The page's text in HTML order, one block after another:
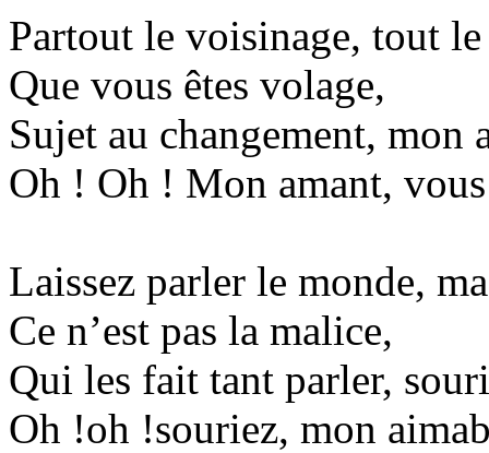
Partout le voisinage, tout
Que vous êtes volage,
Sujet au changement, mon
Oh ! Oh ! Mon amant,
Laissez parler le monde,
Ce n’est pas la malice,
Qui les fait tant parler,
Oh !oh !souriez, mon